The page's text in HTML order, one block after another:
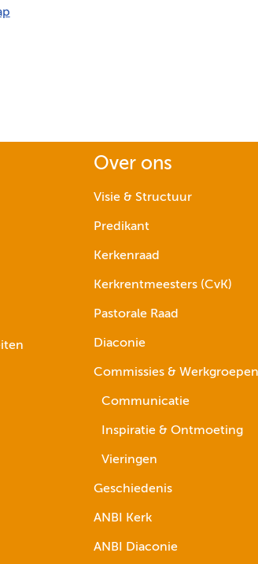
Over ons
Visie & Structuur
Predikant
Kerkenraad
Kerkrentmeesters (CvK)
Pastorale Raad
Diaconie
Commissies & Werkgroepen
Communicatie
Inspiratie & Ontmoeting
Vieringen
Geschiedenis
ANBI Kerk
ANBI Diaconie